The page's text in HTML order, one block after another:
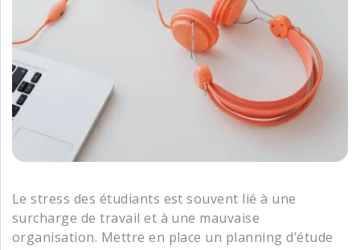
Le stress des étudiants est souvent lié à une
surcharge de travail et à une mauvaise
organisation. Mettre en place un planning d’étude